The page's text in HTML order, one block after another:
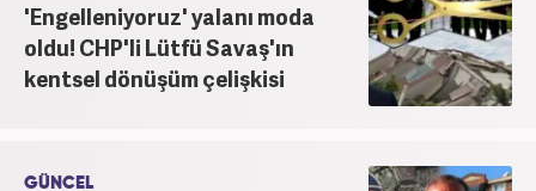
'Engelleniyoruz' yalanı moda
oldu! CHP'li Lütfü Savaş'ın
kentsel dönüşüm çelişkisi
GÜNCEL